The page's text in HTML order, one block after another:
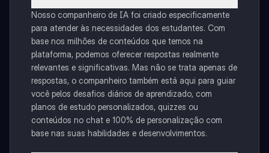
Nosso companheiro de IA foi criado especificamente
para atender às necessidades dos estudantes. Com
base nos milhões de conteúdos que temos na
plataforma, podemos oferecer respostas realmente
relevantes e significativas. Mas não se trata apenas de
respostas, o companheiro também está aqui para guiar
você pelos desafios diários de aprendizado, com
planos de estudo personalizados, quizzes ou
conteúdos no chat e 100% de personalização com
base nas suas habilidades e desenvolvimentos.